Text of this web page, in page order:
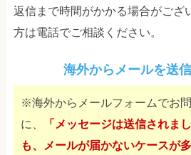
返信まで時間がかかる場合がござ
方は電話でご相談ください。
海外からメールを送
※海外からメールフォームでお
に、
「メッセージは送信されま
も、メールが届かないケースが